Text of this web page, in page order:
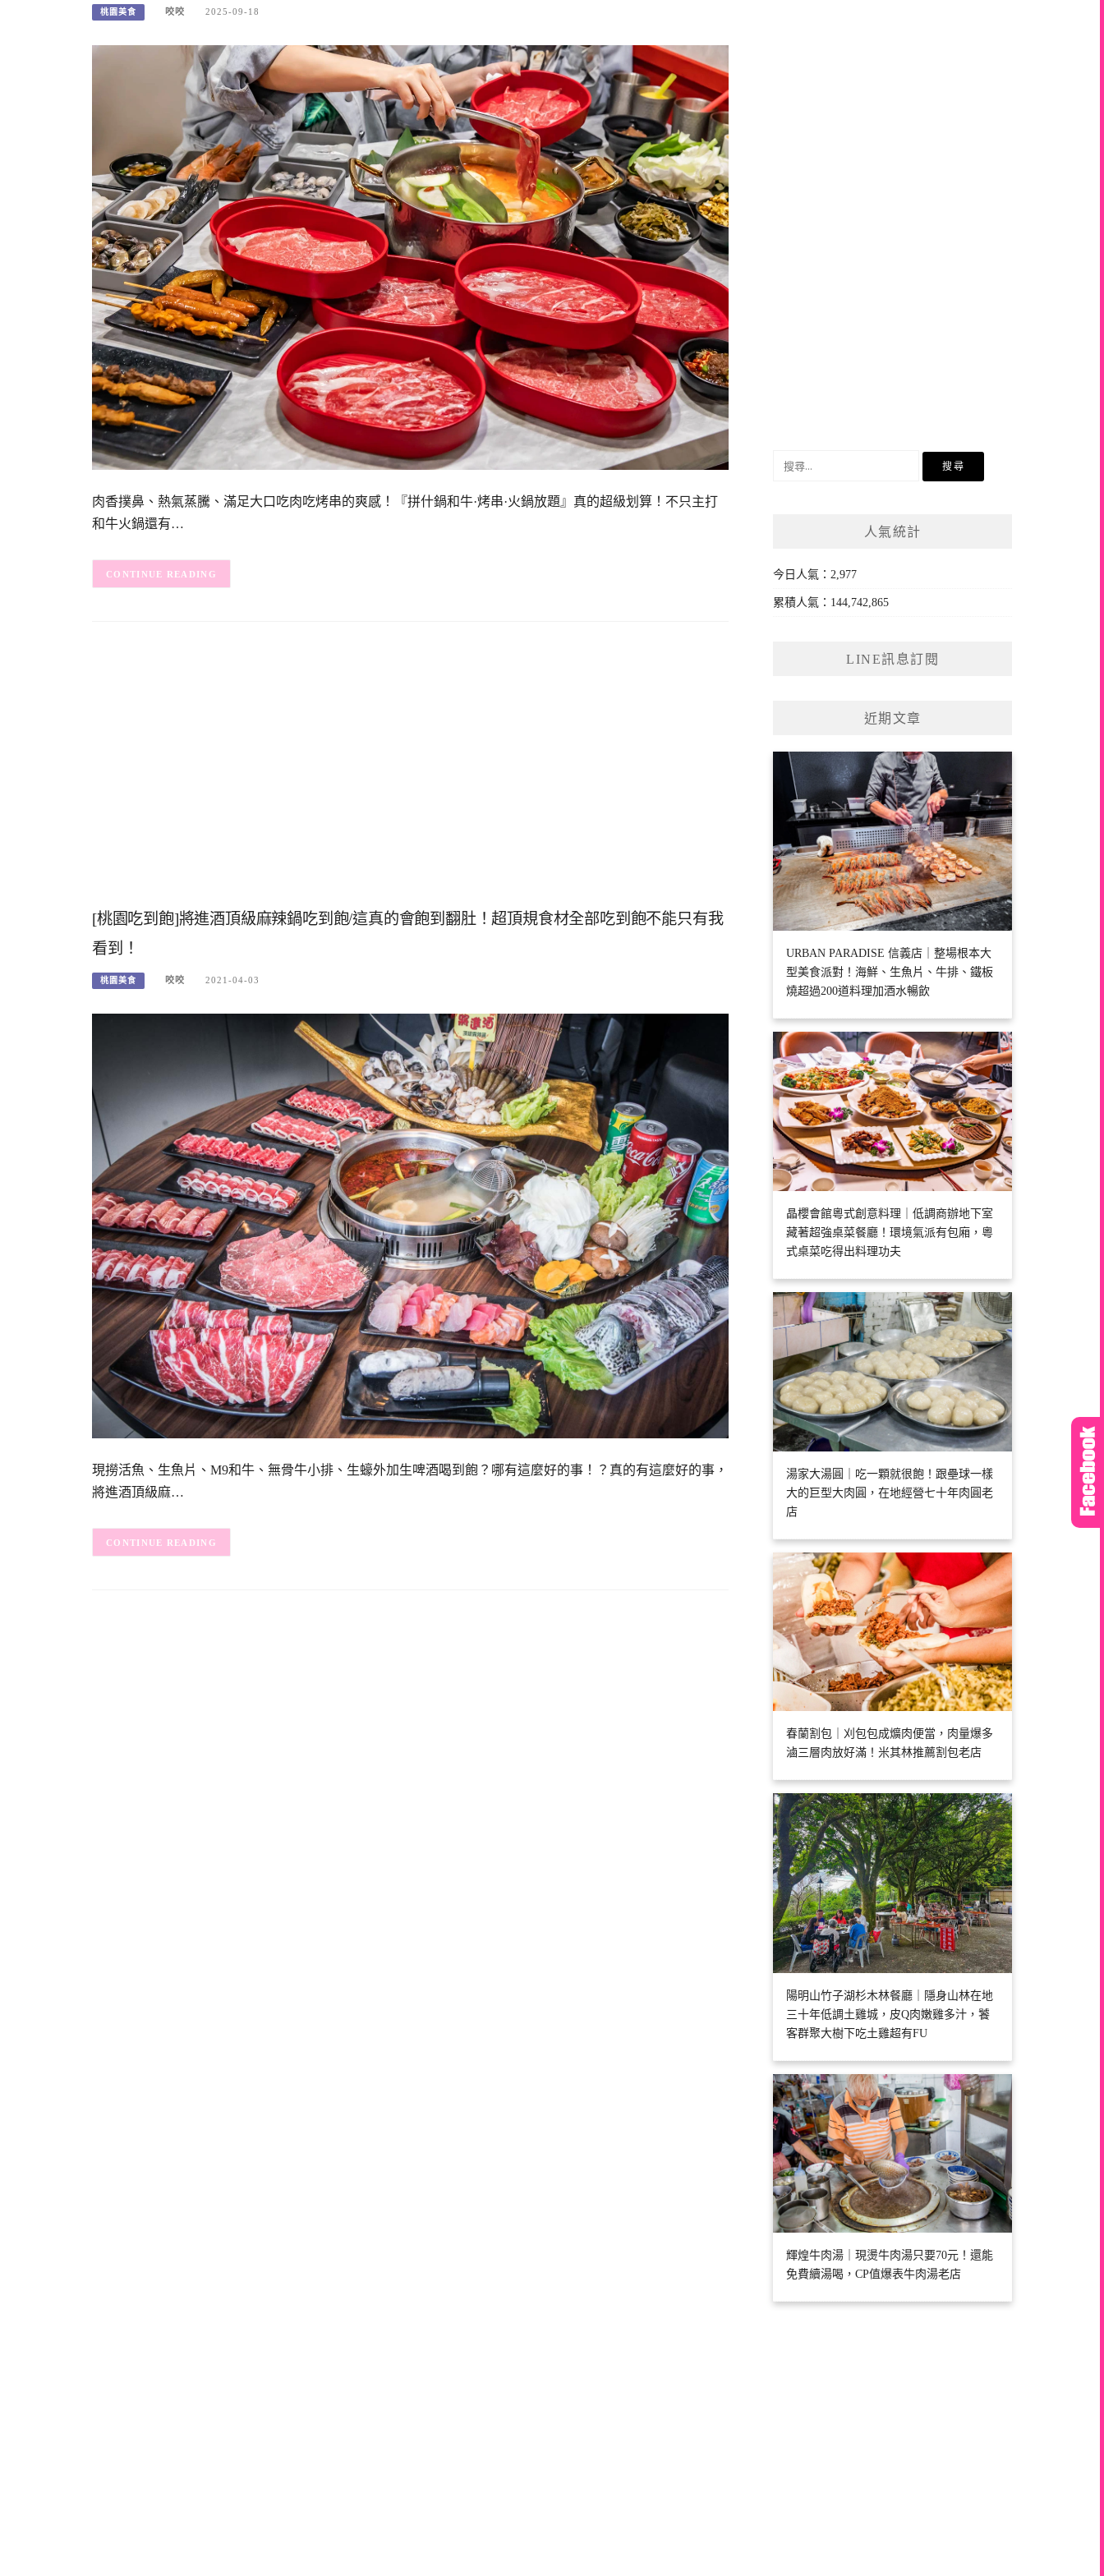
桃園美食 咬咬 2025-09-18
肉香撲鼻、熱氣蒸騰、滿足大口吃肉吃烤串的爽感！『拼什鍋和牛·烤串·火鍋放題』真的超級划算！不只主打
和牛火鍋還有…
CONTINUE READING
[桃園吃到飽]將進酒頂級麻辣鍋吃到飽/這真的會飽到翻肚！超頂規食材全部吃到飽不能只有我
看到！
桃園美食 咬咬 2021-04-03
現撈活魚、生魚片、M9和牛、無骨牛小排、生蠔外加生啤酒喝到飽？哪有這麼好的事！？真的有這麼好的事，
將進酒頂級麻…
CONTINUE READING
人氣統計
今日人氣：2,977
累積人氣：144,742,865
LINE訊息訂閱
近期文章
URBAN PARADISE 信義店｜整場根本大
型美食派對！海鮮、生魚片、牛排、鐵板
燒超過200道料理加酒水暢飲
晶櫻會館粵式創意料理｜低調商辦地下室
藏著超強桌菜餐廳！環境氣派有包廂，粵
式桌菜吃得出料理功夫
湯家大湯圓｜吃一顆就很飽！跟壘球一樣
大的巨型大肉圓，在地經營七十年肉圓老
店
春蘭割包｜刈包包成爌肉便當，肉量爆多
滷三層肉放好滿！米其林推薦割包老店
陽明山竹子湖杉木林餐廳｜隱身山林在地
三十年低調土雞城，皮Q肉嫩雞多汁，饕
客群聚大樹下吃土雞超有FU
輝煌牛肉湯｜現燙牛肉湯只要70元！還能
免費續湯喝，CP值爆表牛肉湯老店